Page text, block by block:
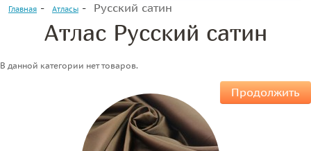
Главная Атласы Русский сатин
Атлас Русский сатин
В данной категории нет товаров.
Продолжить